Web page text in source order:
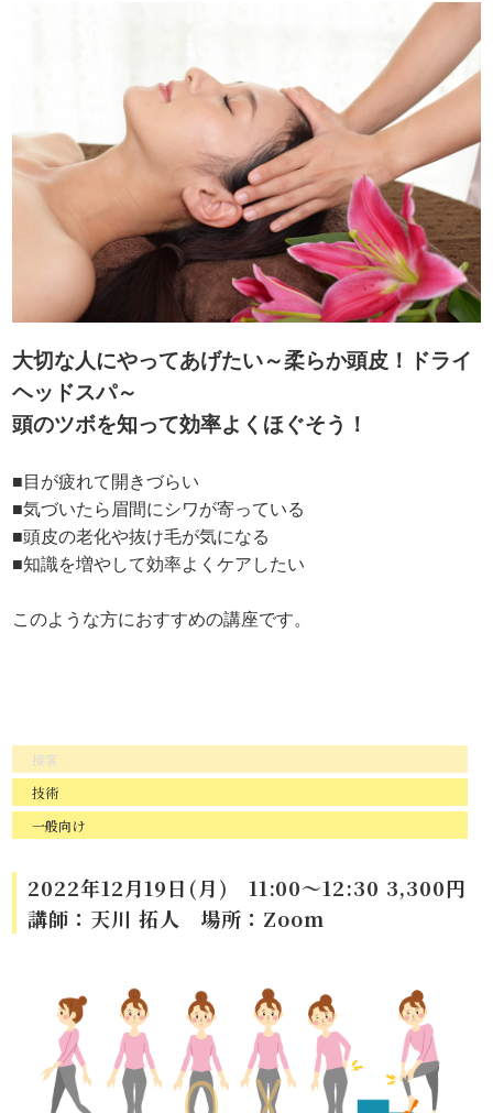
大切な人にやってあげたい～柔らか頭皮！ドライ
ヘッドスパ～
頭のツボを知って効率よくほぐそう！
■目が疲れて開きづらい
■気づいたら眉間にシワが寄っている
■頭皮の老化や抜け毛が気になる
■知識を増やして効率よくケアしたい
このような方におすすめの講座です。
接客
技術
一般向け
2022年12月19日(月) 11:00～12:30 3,300円
講師：天川 拓人 場所：Zoom